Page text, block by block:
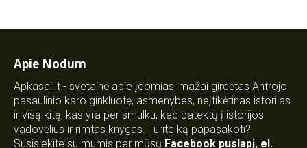
Apie Nodum
Apkasai.lt - svetainė apie įdomias, mažai girdėtas Antrojo
pasaulinio karo ginkluotę, asmenybes, neįtikėtinas istorijas
ir visą kitą, kas yra per smulku, kad patektų į istorijos
vadovėlius ir rimtas knygas. Turite ką papasakoti?
Susisiekite su mumis per mūsų Facebook puslapį, el.